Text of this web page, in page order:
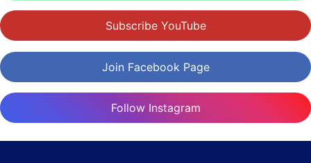
Subscribe YouTube
Join Facebook Page
Follow Instagram